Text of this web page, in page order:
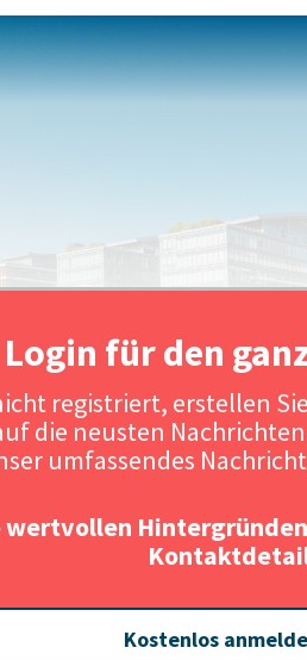
Login für den
registriert, erstellen
die neusten
umfassendes
wertvollen
Kostenlos